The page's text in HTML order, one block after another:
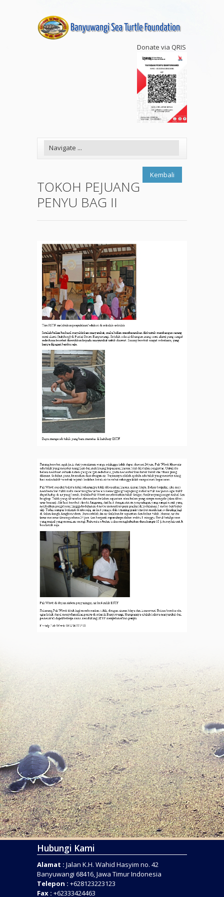
Donate via QRIS
Kembali
TOKOH PEJUANG
PENYU BAG II
Hubungi Kami
Alamat : Jalan K.H. Wahid Hasyim no. 42
Banyuwangi 68416, Jawa Timur Indonesia
Telepon : +628123223123
Fax : +62333424463